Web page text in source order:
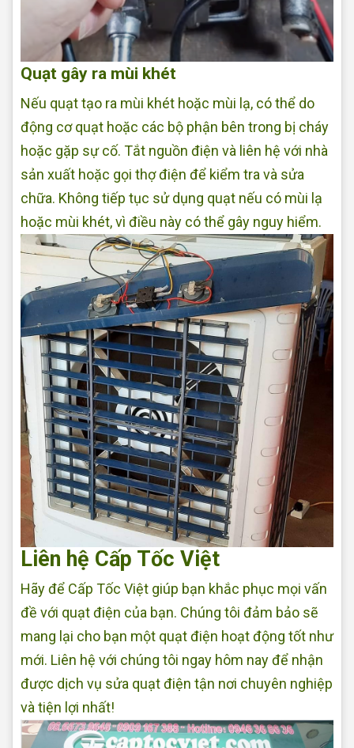
Quạt gây ra mùi khét
Nếu quạt tạo ra mùi khét hoặc mùi lạ, có thể do
động cơ quạt hoặc các bộ phận bên trong bị cháy
hoặc gặp sự cố. Tắt nguồn điện và liên hệ với nhà
sản xuất hoặc gọi thợ điện để kiểm tra và sửa
chữa. Không tiếp tục sử dụng quạt nếu có mùi lạ
hoặc mùi khét, vì điều này có thể gây nguy hiểm.
Liên hệ Cấp Tốc Việt
Hãy để Cấp Tốc Việt giúp bạn khắc phục mọi vấn
đề với quạt điện của bạn. Chúng tôi đảm bảo sẽ
mang lại cho bạn một quạt điện hoạt động tốt như
mới. Liên hệ với chúng tôi ngay hôm nay để nhận
được dịch vụ sửa quạt điện tận nơi chuyên nghiệp
và tiện lợi nhất!